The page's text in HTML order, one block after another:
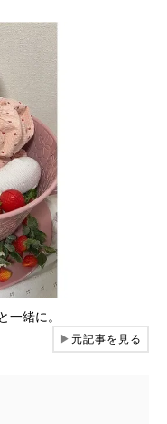
緒に。
▶元記事を見る